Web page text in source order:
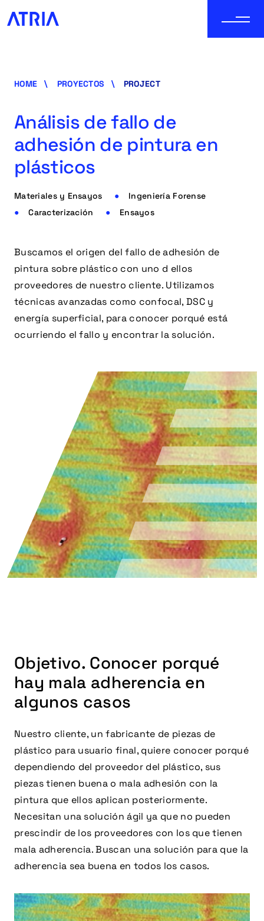
HOME PROYECTOS PROJECT
Análisis de fallo de
adhesión de pintura en
plásticos
Materiales y Ensayos
Ingeniería Forense
Caracterización
Ensayos
Buscamos el origen del fallo de adhesión de
pintura sobre plástico con uno d ellos
proveedores de nuestro cliente. Utilizamos
técnicas avanzadas como confocal, DSC y
energía superficial, para conocer porqué está
ocurriendo el fallo y encontrar la solución.
Objetivo. Conocer porqué
hay mala adherencia en
algunos casos
Nuestro cliente, un fabricante de piezas de
plástico para usuario final, quiere conocer porqué
dependiendo del proveedor del plástico, sus
piezas tienen buena o mala adhesión con la
pintura que ellos aplican posteriormente.
Necesitan una solución ágil ya que no pueden
prescindir de los proveedores con los que tienen
mala adherencia. Buscan una solución para que la
adherencia sea buena en todos los casos.